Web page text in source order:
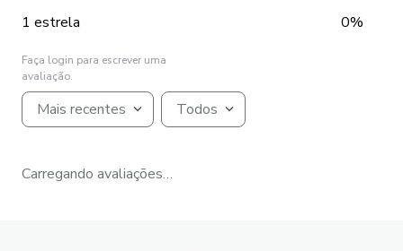
1 estrela 0%
Faça login para escrever uma
avaliação.
Mais recentes Todos
Carregando avaliações…